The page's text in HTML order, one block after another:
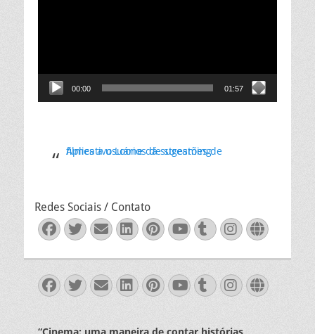
00:00 01:57
Aplicativo Loone dá sugestões de filmes a usuários de streaming
Redes Sociais / Contato
Facebook
Twitter
EmailLinkedIn
Pinterest
YouTube
Tumblr
Facebook
Twitter
EmailLinkedIn
Pinterest
YouTube
Tumblr